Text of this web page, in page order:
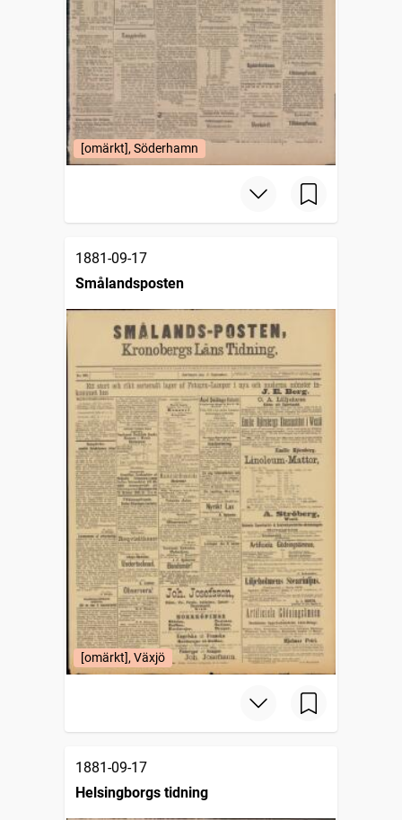
[omärkt], Söderhamn
1881-09-17
Smålandsposten
[omärkt], Växjö
1881-09-17
Helsingborgs tidning